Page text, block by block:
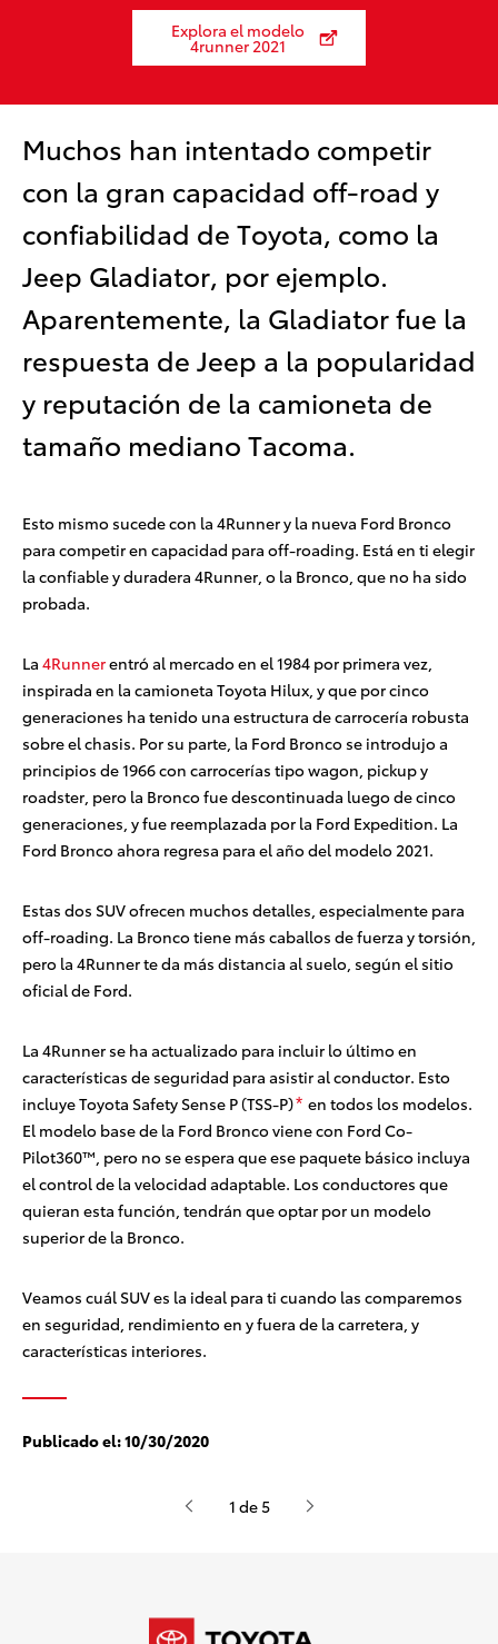
Muchos han intentado competir
con la gran capacidad off-road y
confiabilidad de Toyota, como la
Jeep Gladiator, por ejemplo.
Aparentemente, la Gladiator fue la
respuesta de Jeep a la popularidad
y reputación de la camioneta de
tamaño mediano Tacoma.
Esto mismo sucede con la 4Runner y la nueva Ford Bronco
para competir en capacidad para off-roading. Está en ti elegir
la confiable y duradera 4Runner, o la Bronco, que no ha sido
probada.
La 4Runnerentró al mercado en el 1984 por primera vez,
inspirada en la camioneta Toyota Hilux, y que por cinco
generaciones ha tenido una estructura de carrocería robusta
sobre el chasis. Por su parte, la Ford Bronco se introdujo a
principios de 1966 con carrocerías tipowagon, pickupy
roadster, pero la Bronco fue descontinuada luego de cinco
generaciones, y fue reemplazada por la Ford Expedition. La
Ford Bronco ahora regresa para el año del modelo 2021.
Estas dos SUV ofrecen muchos detalles, especialmente para
off-roading. La Bronco tiene más caballos de fuerza y torsión,
pero la 4Runner te da más distancia al suelo, según el sitio
oficial de Ford.
La 4Runner se ha actualizado para incluir lo último en
características de seguridad para asistir al conductor. Esto
incluye Toyota Safety Sense P (TSS-P)* en todos los modelos.
El modelo base de la Ford Bronco viene con Ford Co-
Pilot360™, pero no se espera que ese paquete básico incluya
el control de la velocidad adaptable. Los conductores que
quieran esta función, tendrán que optar por un modelo
superior de la Bronco.
Veamos cuál SUV es la ideal para ti cuando las comparemos
en seguridad, rendimiento en y fuera de la carretera, y
características interiores.
Publicado el:10/30/2020
Explora el modelo
4runner 2021
1 de 5